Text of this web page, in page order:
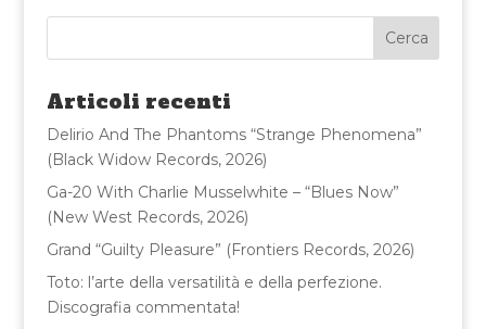
e
b
o
o
k
te
r
l
di
vi
di
Articoli recenti
Delirio And The Phantoms “Strange Phenomena”
(Black Widow Records, 2026)
Ga-20 With Charlie Musselwhite – “Blues Now”
(New West Records, 2026)
Grand “Guilty Pleasure” (Frontiers Records, 2026)
Toto: l’arte della versatilità e della perfezione.
Discografia commentata!